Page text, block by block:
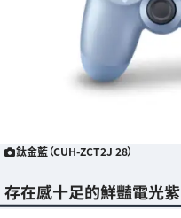
鈦金藍（CUH-ZCT2J 28）
存在感十足的鮮豔電光紫